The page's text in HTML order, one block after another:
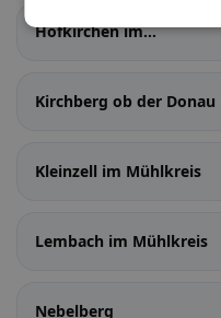
Hofkirchen im
Kirchberg ob der Donau
Kleinzell im Mühlkreis
Lembach im Mühlkreis
Nebelberg